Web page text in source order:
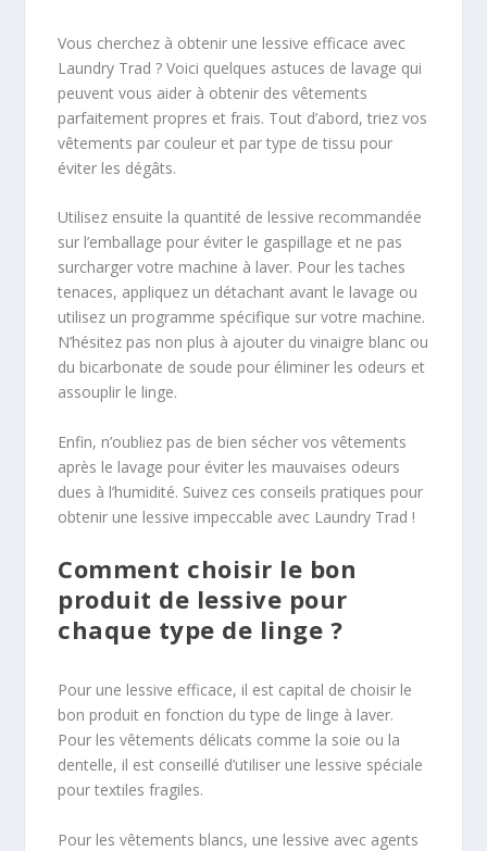
Vous cherchez à obtenir une lessive efficace avec
Laundry Trad ? Voici quelques astuces de lavage qui
peuvent vous aider à obtenir des vêtements
parfaitement propres et frais. Tout d’abord, triez vos
vêtements par couleur et par type de tissu pour
éviter les dégâts.
Utilisez ensuite la quantité de lessive recommandée
sur l’emballage pour éviter le gaspillage et ne pas
surcharger votre machine à laver. Pour les taches
tenaces, appliquez un détachant avant le lavage ou
utilisez un programme spécifique sur votre machine.
N’hésitez pas non plus à ajouter du vinaigre blanc ou
du bicarbonate de soude pour éliminer les odeurs et
assouplir le linge.
Enfin, n’oubliez pas de bien sécher vos vêtements
après le lavage pour éviter les mauvaises odeurs
dues à l’humidité. Suivez ces conseils pratiques pour
obtenir une lessive impeccable avec Laundry Trad !
Comment choisir le bon
produit de lessive pour
chaque type de linge ?
Pour une lessive efficace, il est capital de choisir le
bon produit en fonction du type de linge à laver.
Pour les vêtements délicats comme la soie ou la
dentelle, il est conseillé d’utiliser une lessive spéciale
pour textiles fragiles.
Pour les vêtements blancs, une lessive avec agents